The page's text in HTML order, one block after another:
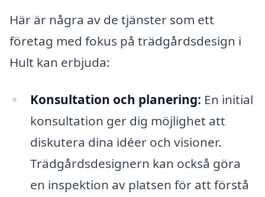
Här är några av de tjänster som ett
företag med fokus på trädgårdsdesign i
Hult kan erbjuda:
Konsultation och planering: En initial
konsultation ger dig möjlighet att
diskutera dina idéer och visioner.
Trädgårdsdesignern kan också göra
en inspektion av platsen för att förstå